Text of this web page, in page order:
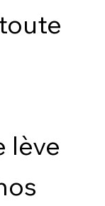
lève